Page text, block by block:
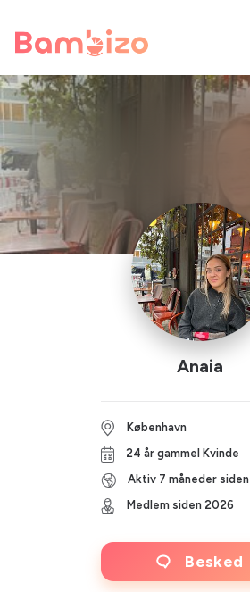
Anaia
København
24 år gammel Kvinde
Aktiv 7 måneder siden
Medlem siden 2026
Besked